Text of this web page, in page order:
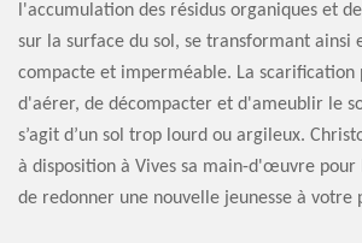
l'accumulation des résidus organiques et
sur la surface du sol, se transformant ainsi
compacte et imperméable. La scarification
d'aérer, de décompacter et d'ameublir le
s’agit d’un sol trop lourd ou argileux.
à disposition à Vives sa main-d'œuvre
de redonner une nouvelle jeunesse à votre